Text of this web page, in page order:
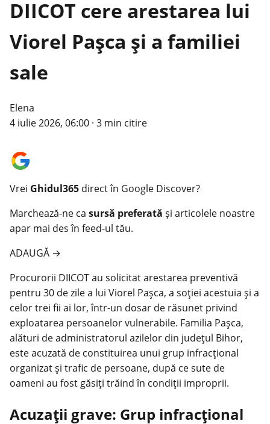
DIICOT cere arestarea lui
Viorel Pașca și a familiei
sale
Elena
4 iulie 2026, 06:00 · 3 min citire
Vrei Ghidul365 direct în Google Discover?
Marchează-ne ca sursă preferată și articolele noastre
apar mai des în feed-ul tău.
ADAUGĂ →
Procurorii DIICOT au solicitat arestarea preventivă
pentru 30 de zile a lui Viorel Pașca, a soției acestuia și a
celor trei fii ai lor, într-un dosar de răsunet privind
exploatarea persoanelor vulnerabile. Familia Pașca,
alături de administratorul azilelor din județul Bihor,
este acuzată de constituirea unui grup infracțional
organizat și trafic de persoane, după ce sute de
oameni au fost găsiți trăind în condiții improprii.
Acuzații grave: Grup infracțional